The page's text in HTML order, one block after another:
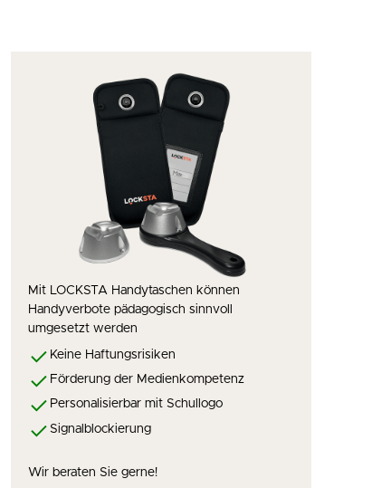
Mit LOCKSTA Handytaschen können
Handyverbote pädagogisch sinnvoll
umgesetzt werden
Keine Haftungsrisiken
Förderung der Medienkompetenz
Personalisierbar mit Schullogo
Signalblockierung
Wir beraten Sie gerne!